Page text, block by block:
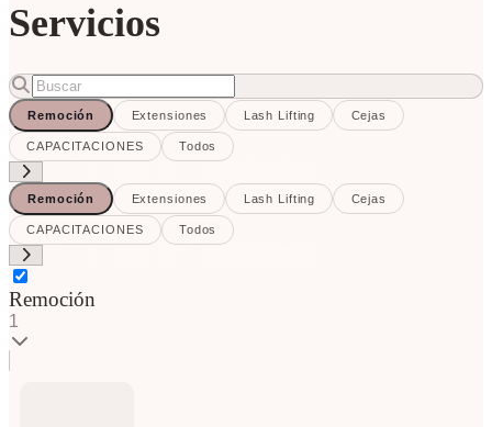
Servicios
Remoción Extensiones Lash Lifting Cejas
CAPACITACIONES Todos
Remoción Extensiones Lash Lifting Cejas
CAPACITACIONES Todos
Remoción
1